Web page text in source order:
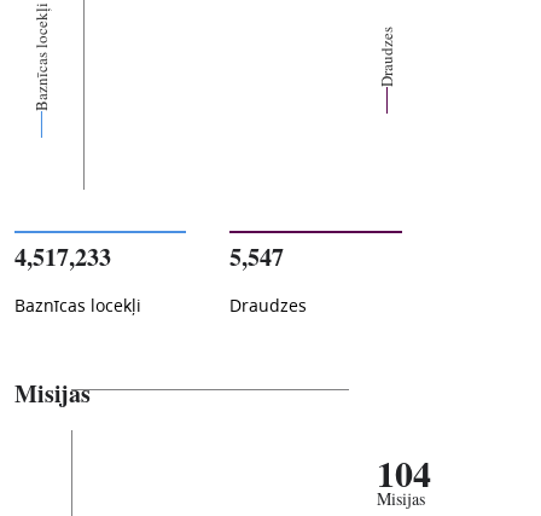
Baznīcas locekļi Draudzes
4,517,233
Baznīcas locekļi
5,547
Draudzes
Misijas
104
Misijas